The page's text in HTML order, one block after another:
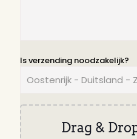
Is verzending noodzakelijk?
Drag &